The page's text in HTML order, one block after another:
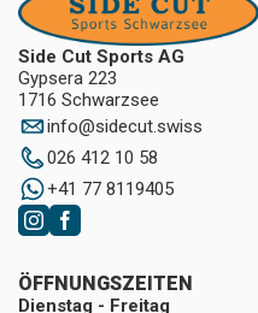
Side Cut Sports AG
Gypsera 223
1716 Schwarzsee
info@sidecut.swiss
026 412 10 58
+41 77 8119405
ÖFFNUNGSZEITEN
Dienstag - Freitag